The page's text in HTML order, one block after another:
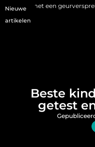
Nieuwe
artikelen
geurverspreider
Beste
getest